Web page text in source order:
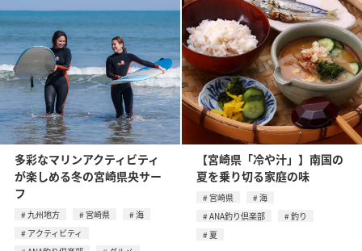
多彩なマリンアクティビティ
が楽しめる冬の宮崎県央サー
フ
九州地方 宮崎県
海
アクティビティ
【宮崎県「冷や汁」】南国の
夏を乗り切る家庭の味
宮崎県
海
ANA釣り倶楽部
釣り
夏